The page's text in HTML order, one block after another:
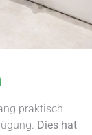
praktisch
Dies hat